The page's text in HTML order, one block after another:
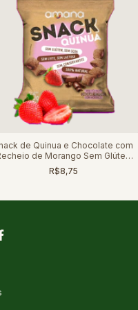
de Quinua e Chocolate com
de Morango Sem Glúten
Amana 40g
R$8,75